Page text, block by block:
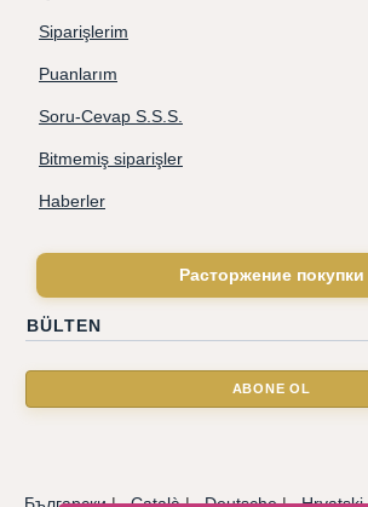
Siparişlerim
Puanlarım
Soru-Cevap S.S.S.
Bitmemiş siparişler
Haberler
Расторжение покупки
BÜLTEN
Български|Català|Deutsche|Hrvatski